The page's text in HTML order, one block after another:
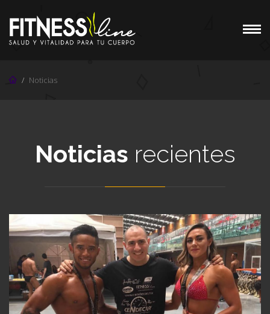
FITNESS FIRE
FITNESS EVOLUTION
FITNESS WELLNESS
Noticias
Noticias recientes